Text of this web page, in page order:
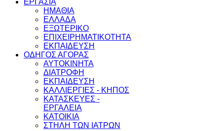
ΕΡΓΑΣΙΑ
ΗΜΑΘΙΑ
ΕΛΛΑΔΑ
ΕΞΩΤΕΡΙΚΟ
ΕΠΙΧΕΙΡΗΜΑΤΙΚΟΤΗΤΑ
ΕΚΠΑΙΔΕΥΣΗ
ΟΔΗΓΟΣ ΑΓΟΡΑΣ
ΑΥΤΟΚΙΝΗΤΑ
ΔΙΑΤΡΟΦΗ
ΕΚΠΑΙΔΕΥΣΗ
ΚΑΛΛΙΕΡΓΙΕΣ - ΚΗΠΟΣ
ΚΑΤΑΣΚΕΥΕΣ -
ΕΡΓΑΛΕΙΑ
ΚΑΤΟΙΚΙΑ
ΣΤΗΛΗ ΤΩΝ ΙΑΤΡΩΝ